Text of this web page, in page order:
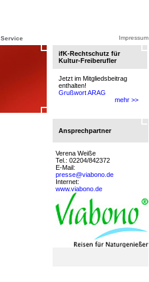
Service Impressum
ifK-Rechtschutz für
Kultur-Freiberufler
Jetzt im Mitgliedsbeitrag
enthalten!
Grußwort ARAG
mehr >>
Ansprechpartner
Verena Weiße
Tel.: 02204/842372
E-Mail:
presse@viabono.de
Internet:
www.viabono.de